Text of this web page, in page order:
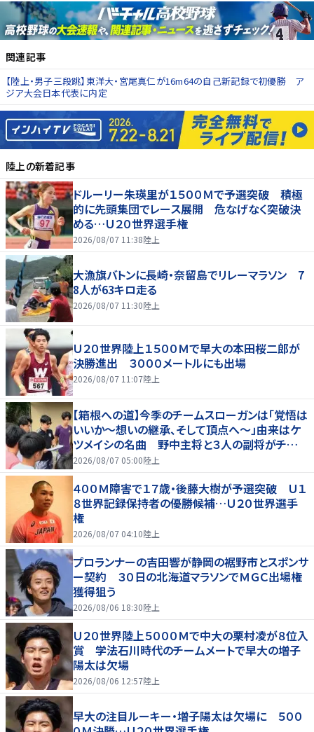
関連記事
【陸上・男子三段跳】東洋大・宮尾真仁が16m64の自己新記録で初優勝 ア
ジア大会日本代表に内定
陸上の新着記事
ドルーリー朱瑛里が１５００Ｍで予選突破 積極
的に先頭集団でレース展開 危なげなく突破決
める…Ｕ２０世界選手権
2026/08/07 11:38陸上
大漁旗バトンに長崎・奈留島でリレーマラソン 7
8人が63キロ走る
2026/08/07 11:30陸上
Ｕ２０世界陸上１５００Ｍで早大の本田桜二郎が
決勝進出 ３０００メートルにも出場
2026/08/07 11:07陸上
【箱根への道】今季のチームスローガンは「覚悟は
いいか～想いの継承、そして頂点へ～」由来はケ
ツメイシの名曲 野中主将と３人の副将がチーム
を引っ張る…夏合宿特集第１弾、国学院大
2026/08/07 05:00陸上
４００Ｍ障害で１７歳・後藤大樹が予選突破 Ｕ１
８世界記録保持者の優勝候補…Ｕ２０世界選手
権
2026/08/07 04:10陸上
プロランナーの吉田響が静岡の裾野市とスポンサ
ー契約 ３０日の北海道マラソンでＭＧＣ出場権
獲得狙う
2026/08/06 18:30陸上
Ｕ２０世界陸上５０００Ｍで中大の栗村凌が８位入
賞 学法石川時代のチームメートで早大の増子
陽太は欠場
2026/08/06 12:57陸上
早大の注目ルーキー・増子陽太は欠場に ５００